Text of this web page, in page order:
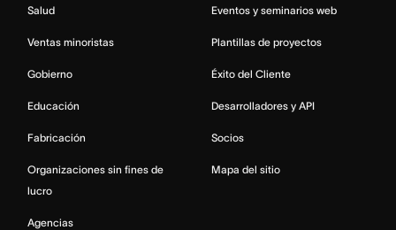
Salud
Ventas minoristas
Gobierno
Educación
Fabricación
Organizaciones sin fines de
lucro
Agencias
Eventos y seminarios web
Plantillas de proyectos
Éxito del Cliente
Desarrolladores y API
Socios
Mapa del sitio